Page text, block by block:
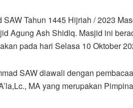
Tahun 1445 Hijriah / 2023
Agung Ash Shidiq. Masjid ini
pada hari Selasa 10 Oktober
SAW diawali dengan
MA yang merupakan